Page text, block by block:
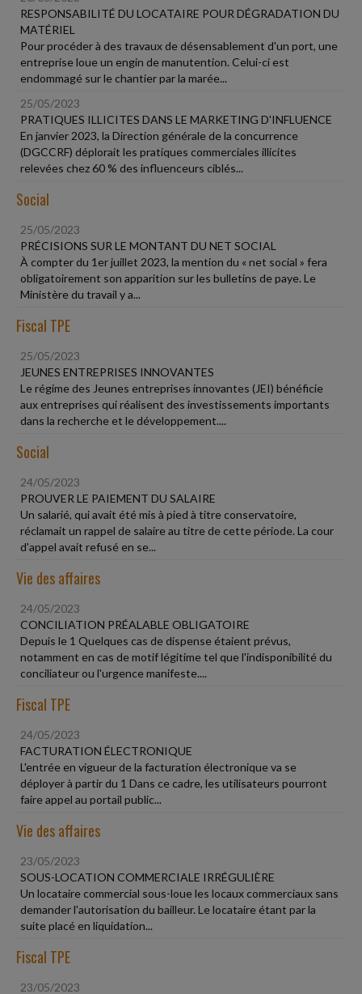
RESPONSABILITÉ DU LOCATAIRE POUR DÉGRADATION DU
MATÉRIEL
Pour procéder à des travaux de désensablement d'un port, une
entreprise loue un engin de manutention. Celui-ci est
endommagé sur le chantier par la marée...
25/05/2023
PRATIQUES ILLICITES DANS LE MARKETING D'INFLUENCE
En janvier 2023, la Direction générale de la concurrence
(DGCCRF) déplorait les pratiques commerciales illicites
relevées chez 60 % des influenceurs ciblés...
Social
25/05/2023
PRÉCISIONS SUR LE MONTANT DU NET SOCIAL
À compter du 1er juillet 2023, la mention du « net social » fera
obligatoirement son apparition sur les bulletins de paye. Le
Ministère du travail y a...
Fiscal TPE
25/05/2023
JEUNES ENTREPRISES INNOVANTES
Le régime des Jeunes entreprises innovantes (JEI) bénéficie
aux entreprises qui réalisent des investissements importants
dans la recherche et le développement....
Social
24/05/2023
PROUVER LE PAIEMENT DU SALAIRE
Un salarié, qui avait été mis à pied à titre conservatoire,
réclamait un rappel de salaire au titre de cette période. La cour
d'appel avait refusé en se...
Vie des affaires
24/05/2023
CONCILIATION PRÉALABLE OBLIGATOIRE
Depuis le 1 Quelques cas de dispense étaient prévus,
notamment en cas de motif légitime tel que l'indisponibilité du
conciliateur ou l'urgence manifeste....
Fiscal TPE
24/05/2023
FACTURATION ÉLECTRONIQUE
L'entrée en vigueur de la facturation électronique va se
déployer à partir du 1 Dans ce cadre, les utilisateurs pourront
faire appel au portail public...
Vie des affaires
23/05/2023
SOUS-LOCATION COMMERCIALE IRRÉGULIÈRE
Un locataire commercial sous-loue les locaux commerciaux sans
demander l'autorisation du bailleur. Le locataire étant par la
suite placé en liquidation...
Fiscal TPE
23/05/2023